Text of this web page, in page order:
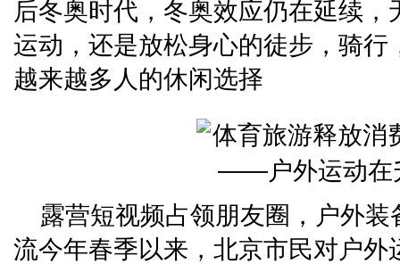
后冬奥时代，冬奥效应仍在延续
运动，还是放松身心的徒步，骑行
越来越多人的休闲选择
露营短视频占领朋友圈，户外
流今年春季以来，北京市民对户外